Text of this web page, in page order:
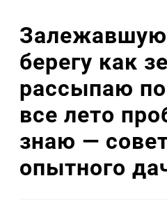
берегу как
рассыпаю по
все лето
знаю —
опытного